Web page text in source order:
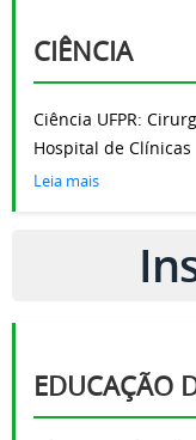
CIÊNCIA
Ciência UFPR:
Hospital de Clínicas
Leia mais
EDUCAÇÃO